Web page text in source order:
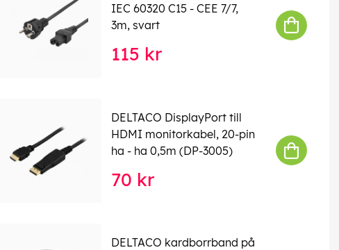
IEC 60320 C15 - CEE 7/7,
3m, svart
115 kr
DELTACO DisplayPort till
HDMI monitorkabel, 20-pin
ha - ha 0,5m (DP-3005)
70 kr
DELTACO kardborrband på